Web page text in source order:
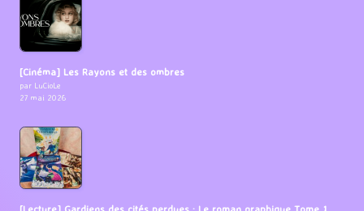
[Cinéma] Les Rayons et des ombres
par LuCioLe
27 mai 2026